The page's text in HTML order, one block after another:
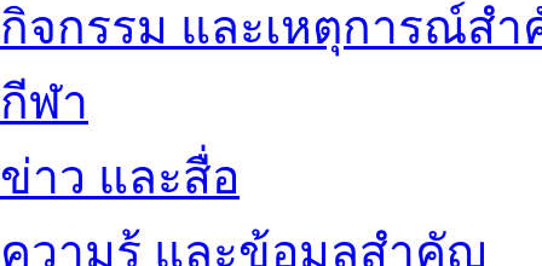
กิจกรรม และเหตุการณ์ส
กีฬา
ข่าว และสื่อ
ความรู้ และข้อมูลสำคัญ